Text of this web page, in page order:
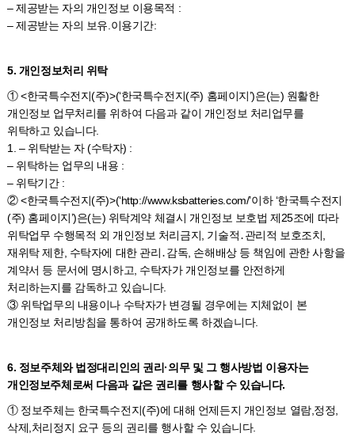
– 제공받는 자의 개인정보 이용목적 :
– 제공받는 자의 보유.이용기간:
5. 개인정보처리 위탁
① <한국특수전지(주)>(‘한국특수전지(주) 홈페이지’)은(는) 원활한
개인정보 업무처리를 위하여 다음과 같이 개인정보 처리업무를
위탁하고 있습니다.
1. – 위탁받는 자 (수탁자) :
– 위탁하는 업무의 내용 :
– 위탁기간 :
② <한국특수전지(주)>(‘http://www.ksbatteries.com/’이하 ‘한국특수전지
(주) 홈페이지’)은(는) 위탁계약 체결시 개인정보 보호법 제25조에 따라
위탁업무 수행목적 외 개인정보 처리금지, 기술적․관리적 보호조치,
재위탁 제한, 수탁자에 대한 관리․감독, 손해배상 등 책임에 관한 사항을
계약서 등 문서에 명시하고, 수탁자가 개인정보를 안전하게
처리하는지를 감독하고 있습니다.
③ 위탁업무의 내용이나 수탁자가 변경될 경우에는 지체없이 본
개인정보 처리방침을 통하여 공개하도록 하겠습니다.
6. 정보주체와 법정대리인의 권리·의무 및 그 행사방법 이용자는
개인정보주체로써 다음과 같은 권리를 행사할 수 있습니다.
① 정보주체는 한국특수전지(주)에 대해 언제든지 개인정보 열람,정정,
삭제,처리정지 요구 등의 권리를 행사할 수 있습니다.